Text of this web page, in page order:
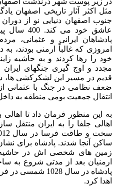
مثل اکثر آثار تاریخی اصفهان
جنوب اصفهان دنیایی نو از
عاشق خود
پادشاهان ایرانی و عثمانی،
امروزی که غالباً ارمنی بودند،
خود را رها کردند و به حاشیه
مجدد و اوج گیری جنگ­های
قدیم در مسیر این لشکرکشی­
ضعف نظامی در جنگ با عثمانی
انتقال جمعیت بومی منطقه به
به این منظور فرمان داد تا
ساکن آنجا شدند. پادشاه برای
زمین های شخصی اش در حاشیه
ارمنیان بعد از مدتی شروع به
پادشاه در سال
اهدا کرد.